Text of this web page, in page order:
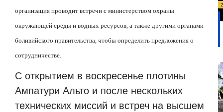
организация проводит встречи с министерством охраны
окружающей среды и водных ресурсов, а также другими органами
боливийского правительства, чтобы определить предложения о
сотрудничестве.
С открытием в воскресенье плотины
Ампатури Альто и после нескольких
технических миссий и встреч на высшем